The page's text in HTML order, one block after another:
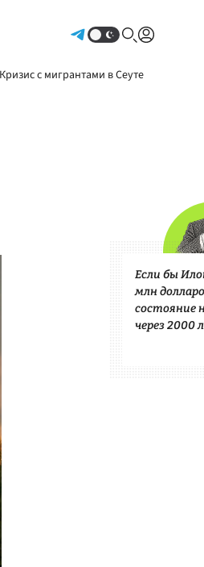
Кризис с мигрантами в Сеуте
Если бы
млн
состояние
через 2000